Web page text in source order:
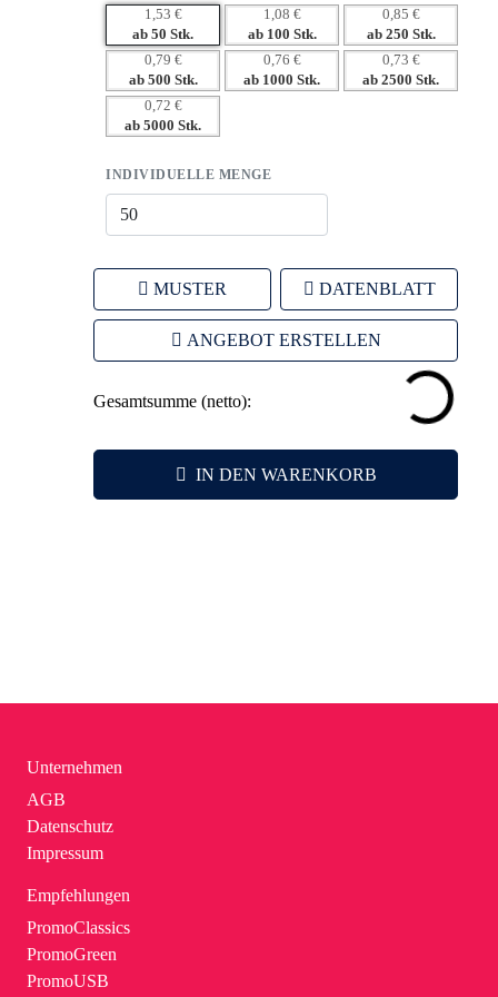
– Funktionalität erhöht die tägliche Nutzung und
– Emotionaler Nutzen steigert positive Assoziationen zur
– Hochwertiger Eindruck fördert die
Markenwahrnehmung.
Unternehmens.
1,53 €
ab 50 Stk.
1,08 €
ab 100 Stk.
0,85 €
ab 250 Stk.
0,79 €
ab 500 Stk.
0,76 €
ab 1000 Stk.
0,73 €
ab 2500 Stk.
0,72 €
ab 5000 Stk.
INDIVIDUELLE MENGE
MUSTER DATENBLATT
ANGEBOT ERSTELLEN
Gesamtsumme (netto):
IN DEN WARENKORB
Unternehmen
AGB
Datenschutz
Impressum
Empfehlungen
PromoClassics
PromoGreen
PromoUSB